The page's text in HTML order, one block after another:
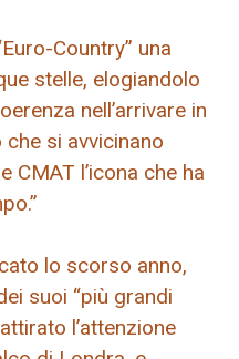
Country” una
stelle, elogiandolo
nell’arrivare in
si avvicinano
CMAT l’icona che ha
lo scorso anno,
suoi “più grandi
l’attenzione